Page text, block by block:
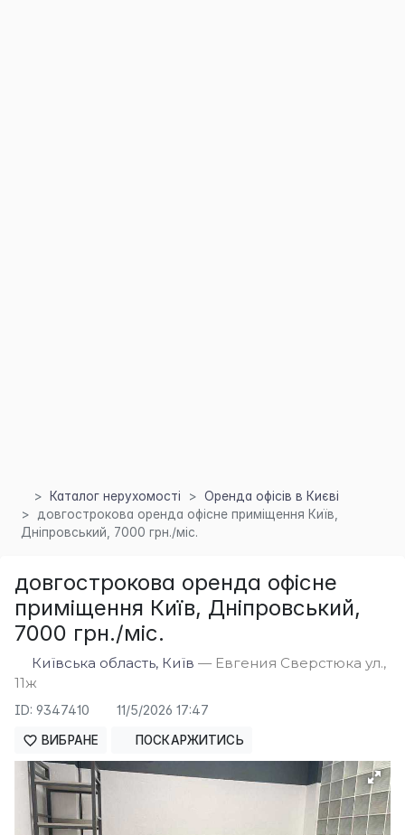
Каталог нерухомості
Оренда офісів в Києві
довгострокова оренда офісне приміщення Київ,
Дніпровський, 7000 грн./міс.
довгострокова оренда офісне
приміщення Київ, Дніпровський,
7000 грн./міс.
Київська область, Київ — Евгения Сверстюка ул.,
11ж
ID: 9347410 11/5/2026 17:47
ВИБРАНЕ ПОСКАРЖИТИСЬ